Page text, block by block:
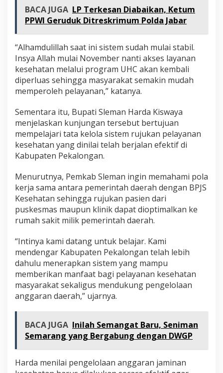
BACA JUGA LP Terkesan Diabaikan, Ketum
PPWI Geruduk Ditreskrimum Polda Jabar
“Alhamdulillah saat ini sistem sudah mulai stabil.
Insya Allah mulai November nanti akses layanan
kesehatan melalui program UHC akan kembali
diperluas sehingga masyarakat semakin mudah
memperoleh pelayanan,” katanya.
Sementara itu, Bupati Sleman Harda Kiswaya
menjelaskan kunjungan tersebut bertujuan
mempelajari tata kelola sistem rujukan pelayanan
kesehatan yang dinilai telah berjalan efektif di
Kabupaten Pekalongan.
Menurutnya, Pemkab Sleman ingin memahami pola
kerja sama antara pemerintah daerah dengan BPJS
Kesehatan sehingga rujukan pasien dari
puskesmas maupun klinik dapat dioptimalkan ke
rumah sakit milik pemerintah daerah.
“Intinya kami datang untuk belajar. Kami
mendengar Kabupaten Pekalongan telah lebih
dahulu menerapkan sistem yang mampu
memberikan manfaat bagi pelayanan kesehatan
masyarakat sekaligus mendukung pengelolaan
anggaran daerah,” ujarnya.
BACA JUGA Inilah Semangat Baru, Seniman
Semarang yang Bergabung dengan DWGP
Harda menilai pengelolaan anggaran jaminan